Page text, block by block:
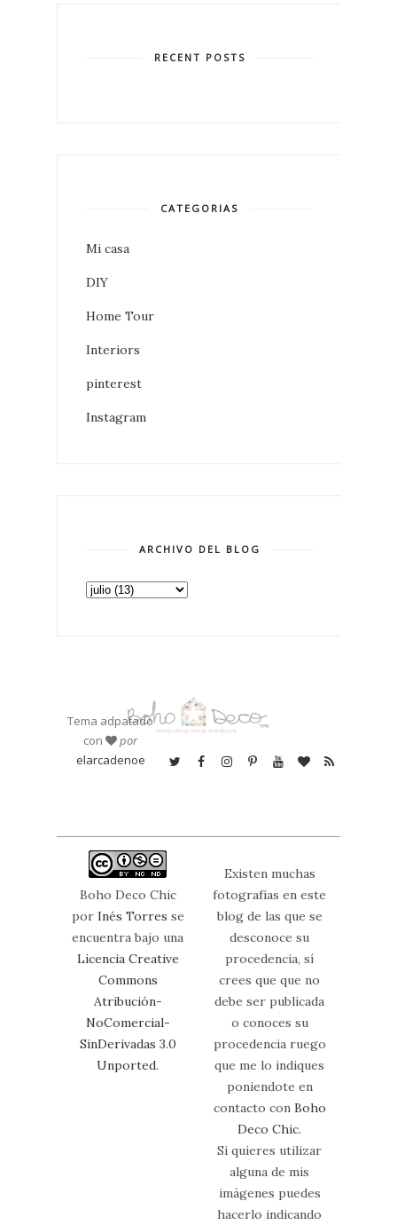
RECENT POSTS
CATEGORIAS
Mi casa
DIY
Home Tour
Interiors
pinterest
Instagram
ARCHIVO DEL BLOG
Tema adpatado
con
por
elarcadenoe
Boho Deco Chic
por Inés Torres se
encuentra bajo una
Licencia Creative
Commons
Atribución-
NoComercial-
SinDerivadas 3.0
Unported.
Existen muchas
fotografías en este
blog de las que se
desconoce su
procedencia, sí
crees que que no
debe ser publicada
o conoces su
procedencia ruego
que me lo indiques
poniendote en
contacto con Boho
Deco Chic.
Si quieres utilizar
alguna de mis
imágenes puedes
hacerlo indicando